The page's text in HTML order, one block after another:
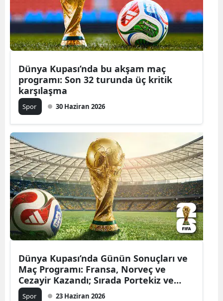
Dünya Kupası’nda bu akşam maç
programı: Son 32 turunda üç kritik
karşılaşma
Spor 30 Haziran 2026
Dünya Kupası’nda Günün Sonuçları ve
Maç Programı: Fransa, Norveç ve
Cezayir Kazandı; Sırada Portekiz ve
İngiltere Var
Spor 23 Haziran 2026